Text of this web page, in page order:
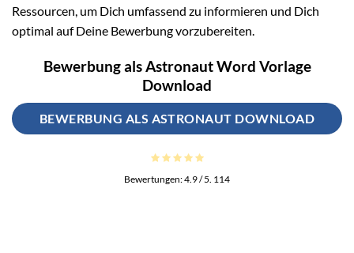
Ressourcen, um Dich umfassend zu informieren und Dich
optimal auf Deine Bewerbung vorzubereiten.
Bewerbung als Astronaut Word Vorlage
Download
BEWERBUNG ALS ASTRONAUT DOWNLOAD
Bewertungen:4.9/ 5. 114